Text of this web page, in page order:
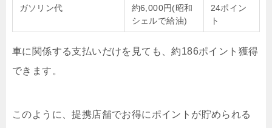
ガソリン代
約6,000円(昭和
シェルで給油)
24ポイン
ト
車に関係する支払いだけを見ても、約186ポイント獲得
できます。
このように、提携店舗でお得にポイントが貯められる